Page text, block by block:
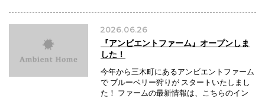
2026.06.26
『アンビエントファーム』オープンしま
した！
今年から三木町にあるアンビエントファーム
で ブルーベリー狩りが スタートいたしまし
た！ ファームの最新情報は、こちらのイン